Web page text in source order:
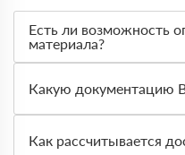
Есть ли возможность
материала?
оплата по факту
доставленный товар был
Вы вправе от него
Какую документацию
сертификаты и паспорта
Как рассчитывается